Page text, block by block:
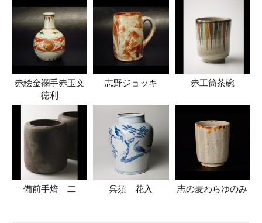
赤絵金襴手赤玉文
徳利
志野ジョッキ 赤工筒茶碗
備前手焙 二 呉須 花入 志の麦わらゆのみ